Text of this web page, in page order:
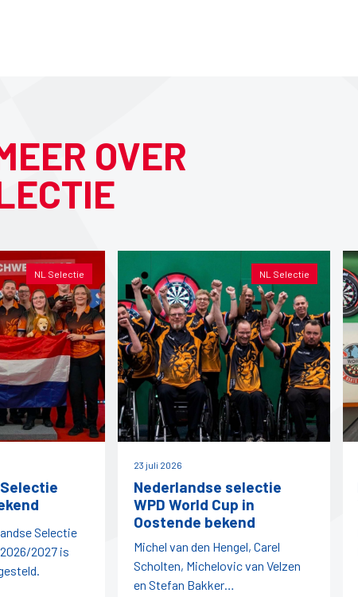
OVER
NL Selectie
Selectie
2027 is
NL Selectie
23 juli 2026
Nederlandse selectie
WPD World Cup in
Oostende bekend
Michel van den Hengel, Carel
Scholten, Michelovic van Velzen
en Stefan Bakker